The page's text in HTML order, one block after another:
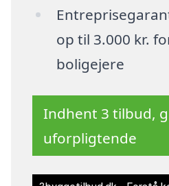
op til 3.000 kr.
boligejere
Indhent 3 tilbud,
uforpligtende